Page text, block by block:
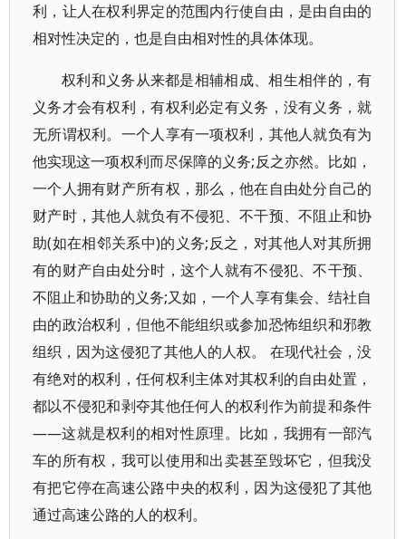
利，让人在权利界定的范围内行使自由，是由自由的
相对性决定的，也是自由相对性的具体体现。
权利和义务从来都是相辅相成、相生相伴的，有
义务才会有权利，有权利必定有义务，没有义务，就
无所谓权利。一个人享有一项权利，其他人就负有为
他实现这一项权利而尽保障的义务;反之亦然。比如，
一个人拥有财产所有权，那么，他在自由处分自己的
财产时，其他人就负有不侵犯、不干预、不阻止和协
助(如在相邻关系中)的义务;反之，对其他人对其所拥
有的财产自由处分时，这个人就有不侵犯、不干预、
不阻止和协助的义务;又如，一个人享有集会、结社自
由的政治权利，但他不能组织或参加恐怖组织和邪教
组织，因为这侵犯了其他人的人权。 在现代社会，没
有绝对的权利，任何权利主体对其权利的自由处置，
都以不侵犯和剥夺其他任何人的权利作为前提和条件
——这就是权利的相对性原理。比如，我拥有一部汽
车的所有权，我可以使用和出卖甚至毁坏它，但我没
有把它停在高速公路中央的权利，因为这侵犯了其他
通过高速公路的人的权利。